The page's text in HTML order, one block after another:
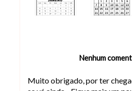
Nenhum
Muito obrigado, por ter